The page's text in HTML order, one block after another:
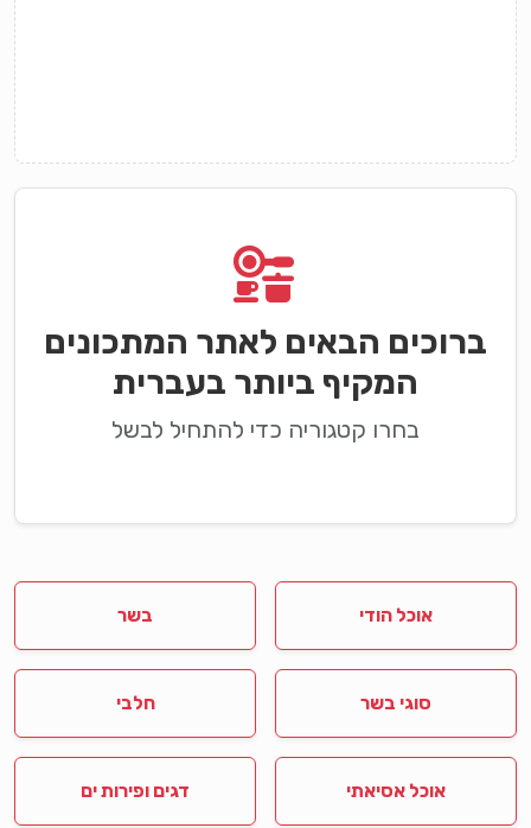
ברוכים הבאים לאתר המתכונים
המקיף ביותר בעברית
בחרו קטגוריה כדי להתחיל לבשל
אוכל הודי בשר
סוגי בשר חלבי
אוכל אסיאתי דגים ופירות ים